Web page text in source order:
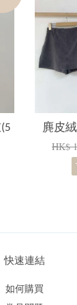
麂皮
HK$
快速連結
如何購買